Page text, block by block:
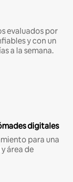
evaluados por
y con un
a la semana.
digitales
para una
área de